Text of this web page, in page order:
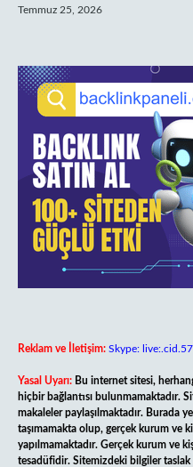
Temmuz 25, 2026
Reklam ve İletişim: Skype:
Yasal Uyarı: Bu internet sitesi,
hiçbir bağlantısı bulunmamaktadır.
makaleler paylaşılmaktadır. Burada
taşımamakta olup, gerçek kurum ve
yapılmamaktadır. Gerçek kurum ve
tesadüfidir. Sitemizdeki bilgiler